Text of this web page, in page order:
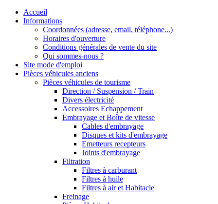
Accueil
Informations
Coordonnées (adresse, email, téléphone...)
Horaires d'ouverture
Conditions générales de vente du site
Qui sommes-nous ?
Site mode d'emploi
Pièces véhicules anciens
Pièces véhicules de tourisme
Direction / Suspension / Train
Divers électricité
Accessoires Echappement
Embrayage et Boîte de vitesse
Cables d'embrayage
Disques et kits d'embrayage
Emetteurs recepteurs
Joints d'embrayage
Filtration
Filtres à carburant
Filtres à huile
Filtres à air et Habitacle
Freinage